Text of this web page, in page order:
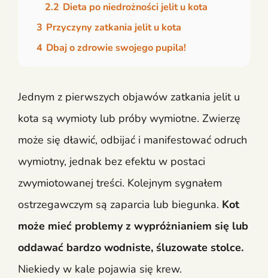
2.2 Dieta po niedrożności jelit u kota
3 Przyczyny zatkania jelit u kota
4 Dbaj o zdrowie swojego pupila!
Jednym z pierwszych objawów zatkania jelit u
kota są wymioty lub próby wymiotne. Zwierzę
może się dławić, odbijać i manifestować odruch
wymiotny, jednak bez efektu w postaci
zwymiotowanej treści. Kolejnym sygnałem
ostrzegawczym są zaparcia lub biegunka. Kot
może mieć problemy z wypróżnianiem się lub
oddawać bardzo wodniste, śluzowate stolce.
Niekiedy w kale pojawia się krew.